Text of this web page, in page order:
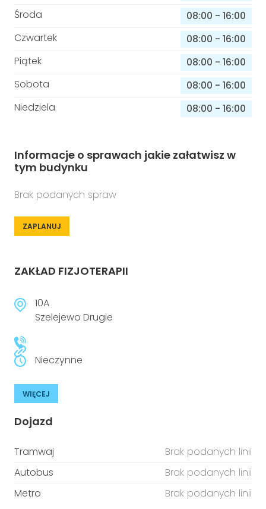
Środa
08:00 - 16:00
Czwartek
08:00 - 16:00
Piątek
08:00 - 16:00
Sobota
08:00 - 16:00
Niedziela
08:00 - 16:00
Informacje o sprawach jakie załatwisz w
tym budynku
Brak podanych spraw
ZAPLANUJ
ZAKŁAD FIZJOTERAPII
10A
Szelejewo Drugie
Nieczynne
WIĘCEJ
Dojazd
Tramwaj
Brak podanych linii
Autobus
Brak podanych linii
Metro
Brak podanych linii